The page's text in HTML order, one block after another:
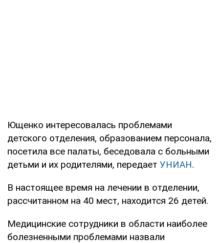
Ющенко интересовалась проблемами
детского отделения, образованием персонала,
посетила все палаты, беседовала с больными
детьми и их родителями, передает УНИАН.
В настоящее время на лечении в отделении,
рассчитанном на 40 мест, находится 26 детей.
Медицинские сотрудники в области наиболее
болезненными проблемами назвали